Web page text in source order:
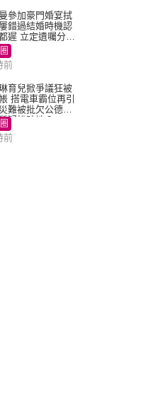
參加豪門婚宴拭
錯過結婚時機認
遺囑分派
前
育兒掀爭議狂被
再引
難被批欠公德心
疑扮貼地？
前